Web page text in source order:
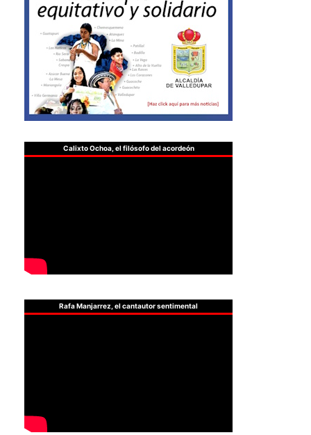
Calixto Ochoa, el filósofo del acordeón
Rafa Manjarrez, el cantautor sentimental